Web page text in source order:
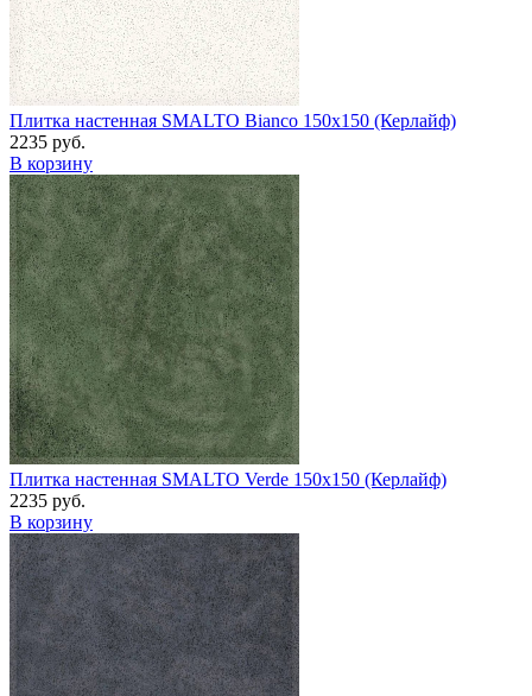
Плитка настенная SMALTO Bianco 150x150 (Керлайф)
2235 руб.
В корзину
Плитка настенная SMALTO Verde 150x150 (Керлайф)
2235 руб.
В корзину